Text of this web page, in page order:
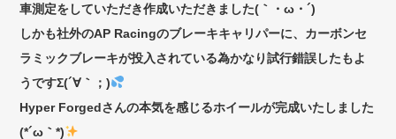
車測定をしていただき作成いただきました(｀・ω・´)ゞ
しかも社外のAP Racingのブレーキキャリパーに、カーボンセ
ラミックブレーキが投入されている為かなり試行錯誤したもよ
うですΣ(´∀｀；)
Hyper Forgedさんの本気を感じるホイールが完成いたしました
(*´ω｀*)